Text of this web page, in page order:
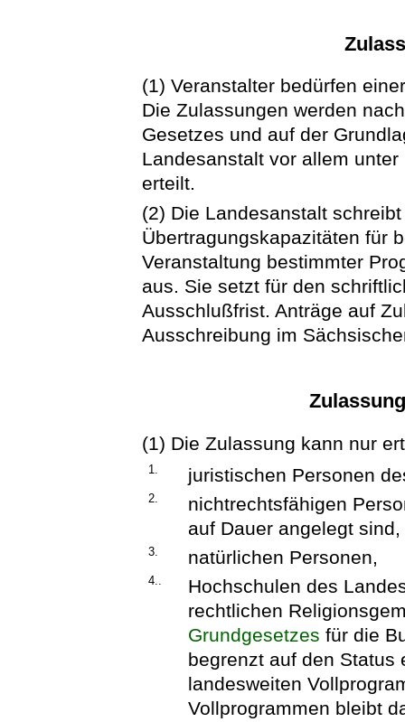
(1) Veranstalter bedürfen
Die Zulassungen werden
Gesetzes und auf der
Landesanstalt vor allem
erteilt.
(2) Die Landesanstalt
Übertragungskapazitäten für
Veranstaltung bestimmter
aus. Sie setzt für den
Ausschlußfrist. Anträge auf
Ausschreibung im
(1) Die Zulassung kann nur
1. juristischen Personen
2.
nichtrechtsfähigen
auf Dauer angelegt sind,
3. natürlichen Personen,
4..
Hochschulen des
rechtlichen
Grundgesetzes für die
begrenzt auf den Status
landesweiten
Vollprogrammen bleibt